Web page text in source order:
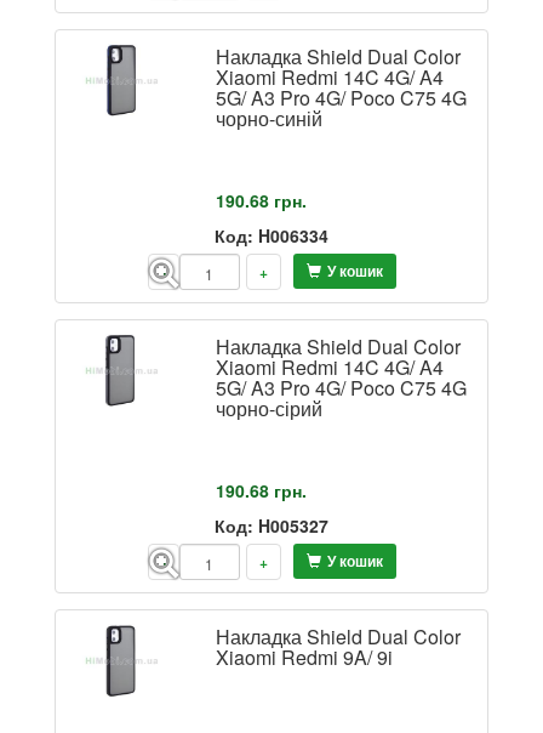
Накладка Shield Dual Color
Xiaomi Redmi 14C 4G/ A4
5G/ A3 Pro 4G/ Poco C75 4G
чорно-синій
190.68 грн.
Код: H006334
- + У кошик
Накладка Shield Dual Color
Xiaomi Redmi 14C 4G/ A4
5G/ A3 Pro 4G/ Poco C75 4G
чорно-сірий
190.68 грн.
Код: H005327
- + У кошик
Накладка Shield Dual Color
Xiaomi Redmi 9A/ 9i